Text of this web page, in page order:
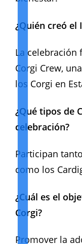
¿Quién creó el
La celebración
Corgi Crew,
los Corgi en
¿Qué tipos de
celebración?
Participan
como los
¿Cuál es el
Corgi?
Promover la